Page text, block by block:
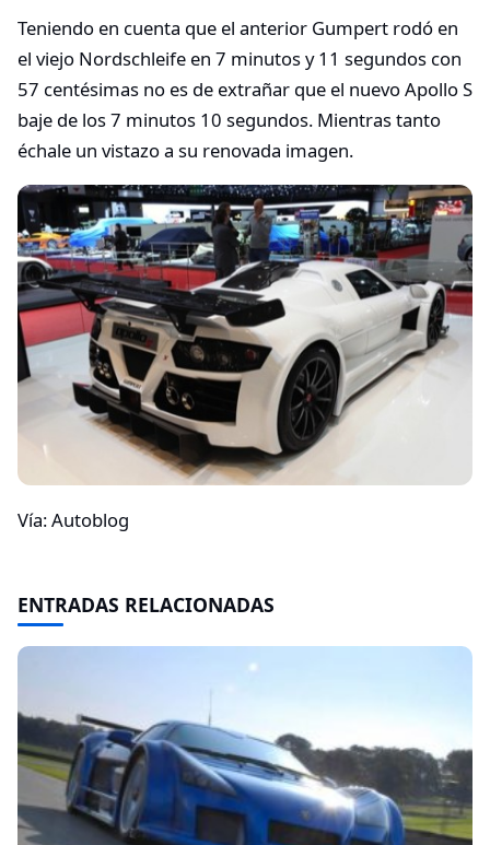
Teniendo en cuenta que el anterior Gumpert rodó en
el viejo Nordschleife en 7 minutos y 11 segundos con
57 centésimas no es de extrañar que el nuevo Apollo S
baje de los 7 minutos 10 segundos. Mientras tanto
échale un vistazo a su renovada imagen.
Vía: Autoblog
ENTRADAS RELACIONADAS